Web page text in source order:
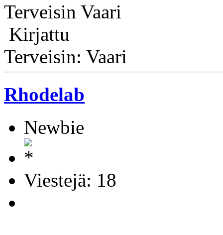
Terveisin Vaari
Kirjattu
Terveisin: Vaari
Rhodelab
Newbie
Viestejä: 18